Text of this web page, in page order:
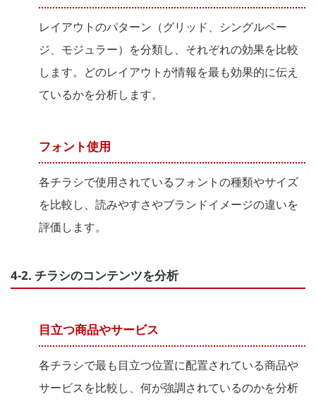
レイアウトのパターン（グリッド、シングルペー
ジ、モジュラー）を分類し、それぞれの効果を比較
します。どのレイアウトが情報を最も効果的に伝え
ているかを分析します。
フォント使用
各チラシで使用されているフォントの種類やサイズ
を比較し、読みやすさやブランドイメージの違いを
評価します。
4-2. チラシのコンテンツを分析
目立つ商品やサービス
各チラシで最も目立つ位置に配置されている商品や
サービスを比較し、何が強調されているのかを分析